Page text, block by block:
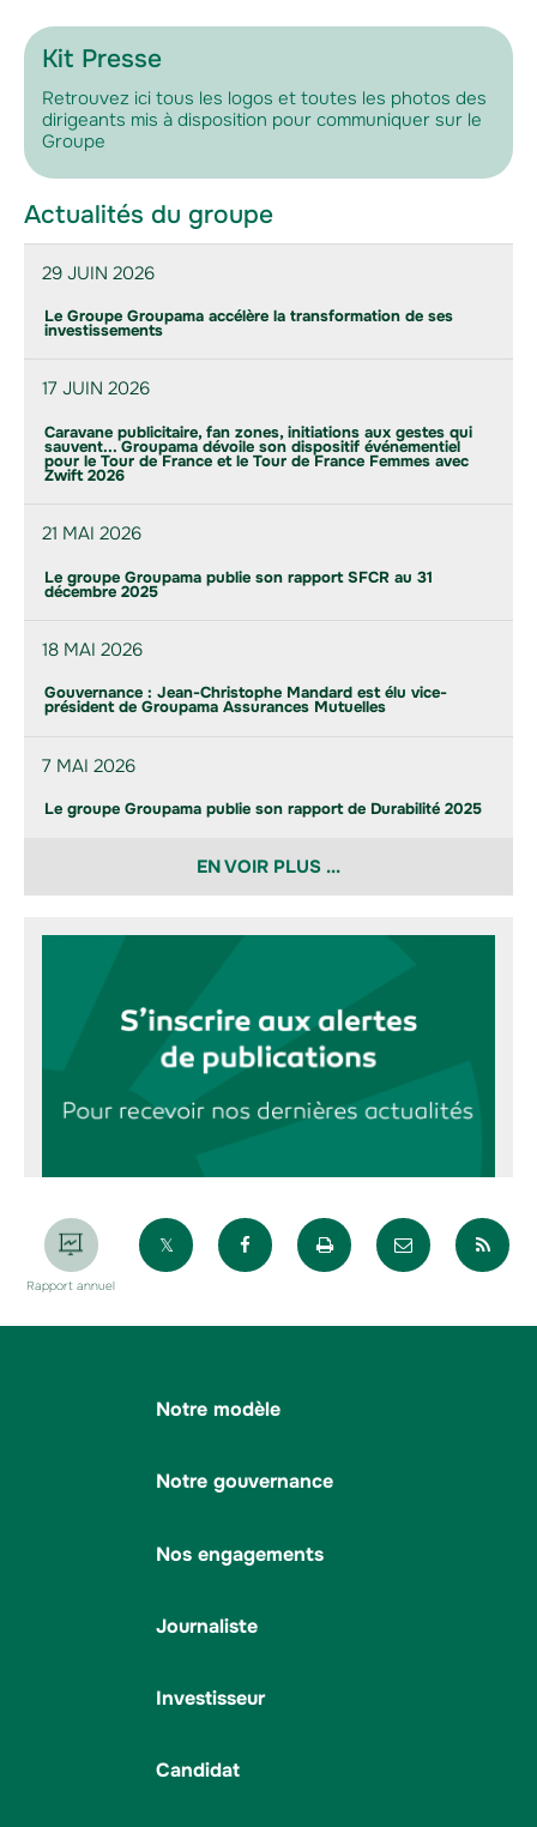
Kit Presse
Retrouvez ici tous les logos et toutes les photos des
dirigeants mis à disposition pour communiquer sur le
Groupe
Actualités du groupe
29 JUIN 2026
Le Groupe Groupama accélère la transformation de ses
investissements
17 JUIN 2026
Caravane publicitaire, fan zones, initiations aux gestes qui
sauvent... Groupama dévoile son dispositif événementiel
pour le Tour de France et le Tour de France Femmes avec
Zwift 2026
21 MAI 2026
Le groupe Groupama publie son rapport SFCR au 31
décembre 2025
18 MAI 2026
Gouvernance : Jean-Christophe Mandard est élu vice-
président de Groupama Assurances Mutuelles
7 MAI 2026
Le groupe Groupama publie son rapport de Durabilité 2025
EN VOIR PLUS ...
Rapport annuel
Partager sur XPartager sur Facebook
Imprimer la pageEnvoyer
Notre modèle
Notre gouvernance
Nos engagements
Journaliste
Investisseur
Candidat